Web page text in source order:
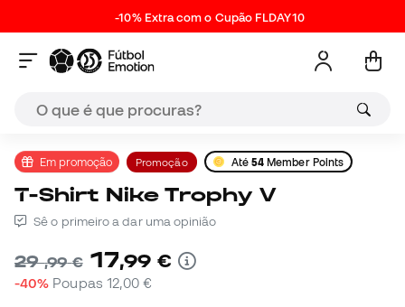
-10% Extra com o Cupão FLDAY10
Em promoção Promoção Até 54 Member Points
T-Shirt Nike Trophy V
Sê o primeiro a dar uma opinião
29,99 € 17,99 €
-40% Poupas 12,00 €